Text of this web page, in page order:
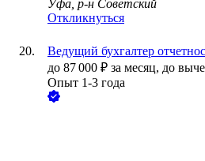
Уфа, р-н Советский
Откликнуться
Ведущий бухгалтер
до 87 000 ₽ за месяц, до
Опыт 1-3 года